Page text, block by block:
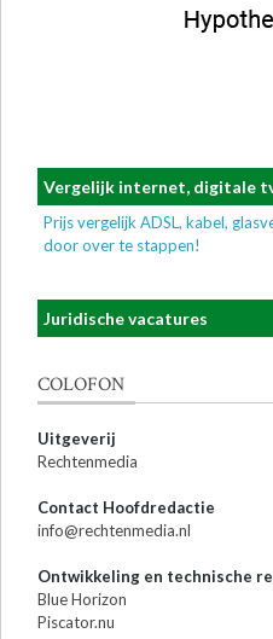
Vergelijk internet, digitale
Prijs vergelijk ADSL, kabel,
door over te stappen!
Juridische vacatures
COLOFON
Uitgeverij
Rechtenmedia
Contact Hoofdredactie
info@rechtenmedia.nl
Ontwikkeling en technische
Blue Horizon
Piscator.nu